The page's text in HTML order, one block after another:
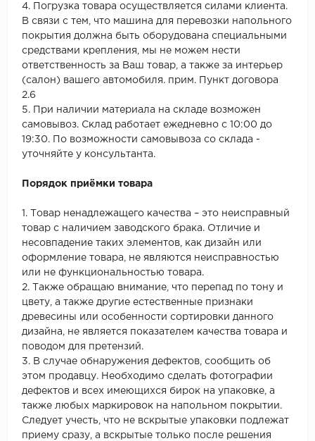
4. Погрузка товара осуществляется силами клиента.
В связи с тем, что машина для перевозки напольного
покрытия должна быть оборудована специальными
средствами крепления, мы не можем нести
ответственность за Ваш товар, а также за интерьер
(салон) вашего автомобиля. прим. Пункт договора
2.6
5. При наличии материала на складе возможен
самовывоз. Склад работает ежедневно с 10:00 до
19:30. По возможности самовывоза со склада -
уточняйте у консультанта.
Порядок приёмки товара
1. Товар ненадлежащего качества – это неисправный
товар с наличием заводского брака. Отличие и
несовпадение таких элементов, как дизайн или
оформление товара, не являются неисправностью
или не функциональностью товара.
2. Также обращаю внимание, что перепад по тону и
цвету, а также другие естественные признаки
древесины или особенности сортировки данного
дизайна, не является показателем качества товара и
поводом для претензий.
3. В случае обнаружения дефектов, сообщить об
этом продавцу. Необходимо сделать фотографии
дефектов и всех имеющихся бирок на упаковке, а
также любых маркировок на напольном покрытии.
Следует учесть, что не вскрытые упаковки подлежат
приему сразу, а вскрытые только после решения